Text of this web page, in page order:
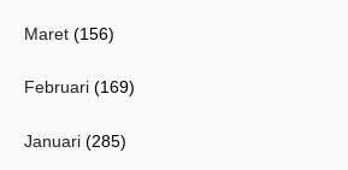
Maret (156)
Februari (169)
Januari (285)